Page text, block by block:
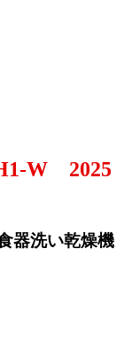
W 2025
器洗い乾燥機